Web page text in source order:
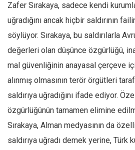
Hayat
Türkiye
Siyaset
Asya
Afrika
İslam Dünyası
Amerika
Zafer Sırakaya, sadece kendi
uğradığını ancak hiçbir saldırının
söylüyor. Sırakaya, bu saldırılarla
değerleri olan düşünce özgürlüğü,
mal güvenliğinin anayasal çerçeve
alınmış olmasının terör örgütleri
saldırıya uğradığını ifade ediyor.
özgürlüğünün tamamen elimine
Sırakaya, Alman medyasının da
saldırıya uğradı demek yerine, Türk